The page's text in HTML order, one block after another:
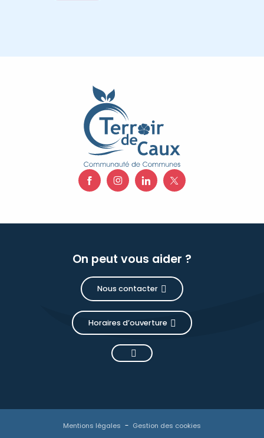
On peut vous aider ?
Nous contacter
Horaires d’ouverture
Mentions légales Gestion des cookies